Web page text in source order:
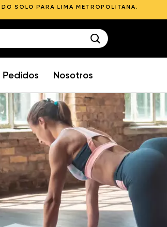
SOLO PARA LIMA METROPOLITANA.
Pedidos Nosotros